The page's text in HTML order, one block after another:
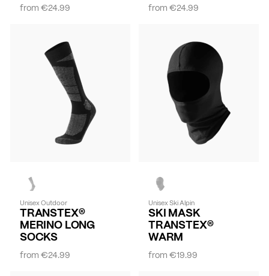
from€24.99 from€24.99
Unisex Outdoor
TRANSTEX®
MERINO LONG
SOCKS
from€24.99
Unisex Ski Alpin
SKI MASK
TRANSTEX®
WARM
from€19.99